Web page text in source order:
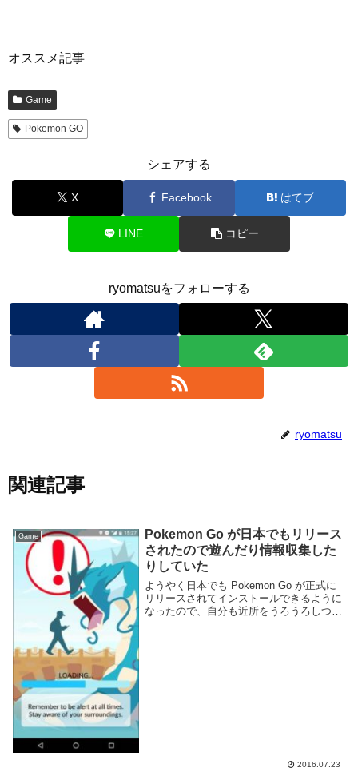
オススメ記事
Game
Pokemon GO
シェアする
X Facebook はてブ
LINE コピー
ryomatsuをフォローする
ryomatsu
関連記事
Game
Pokemon Go が日本でもリリース
されたので遊んだり情報収集した
りしていた
ようやく日本でも Pokemon Go が正式に
リリースされてインストールできるように
なったので、自分も近所をうろうろしつつ
2016.07.23